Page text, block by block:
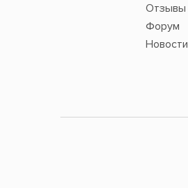
Отзывы
Форум
Новости